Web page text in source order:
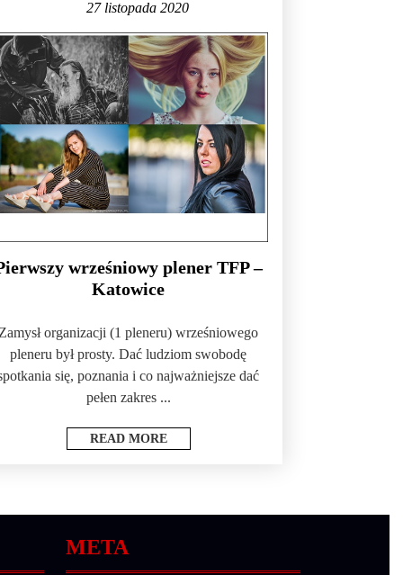
27 listopada 2020
wrześniowy plener TFP –
Katowice
organizacji (1 pleneru) wrześniowego
pleneru był prosty. Dać ludziom swobodę
się, poznania i co najważniejsze dać
pełen zakres ...
READ MORE
META